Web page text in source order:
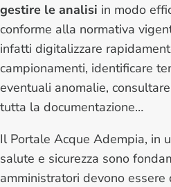
gestire le analisi in modo
conforme alla normativa
infatti digitalizzare
campionamenti, identificare
eventuali anomalie,
tutta la documentazione…
Il Portale Acque Adempia, in
salute e sicurezza sono
amministratori devono